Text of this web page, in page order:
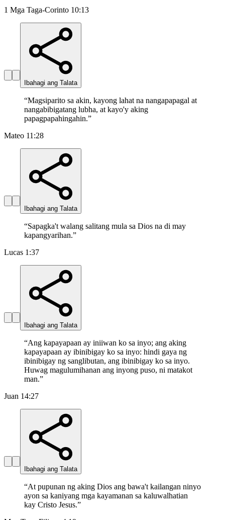
1 Mga Taga-Corinto 10:13
Ibahagi ang Talata
“Magsiparito sa akin, kayong lahat na nangapapagal at
nangabibigatang lubha, at kayo'y aking
papagpapahingahin.”
Mateo 11:28
Ibahagi ang Talata
“Sapagka't walang salitang mula sa Dios na di may
kapangyarihan.”
Lucas 1:37
Ibahagi ang Talata
“Ang kapayapaan ay iniiwan ko sa inyo; ang aking
kapayapaan ay ibinibigay ko sa inyo: hindi gaya ng
ibinibigay ng sanglibutan, ang ibinibigay ko sa inyo.
Huwag magulumihanan ang inyong puso, ni matakot
man.”
Juan 14:27
Ibahagi ang Talata
“At pupunan ng aking Dios ang bawa't kailangan ninyo
ayon sa kaniyang mga kayamanan sa kaluwalhatian
kay Cristo Jesus.”